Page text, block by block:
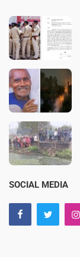
SOCIAL MEDIA